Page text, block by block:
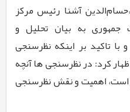
آشنا رئیس مرکز
جمهوری به بیان تحلیل و
تاکید بر اینکه نظرسنجی‌
کرد: در نظرسنجی ها آنچه
است، اهمیت و نقش نظرسنجی